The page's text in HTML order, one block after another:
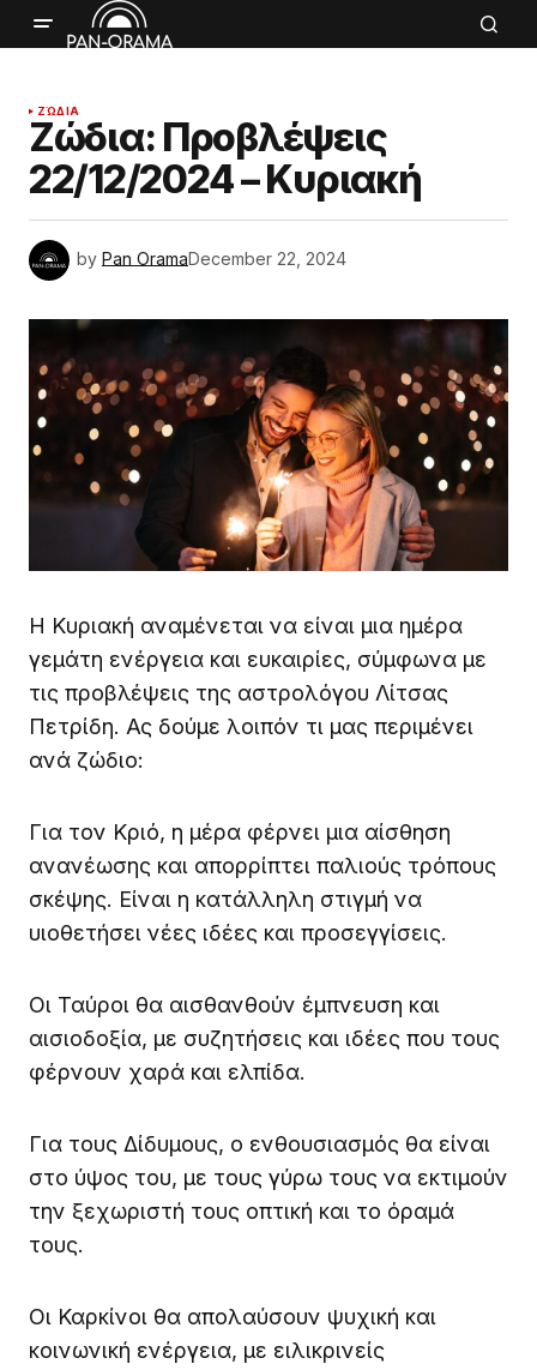
ΖΏΔΙΑ
Ζώδια: Προβλέψεις
22/12/2024 – Κυριακή
by Pan OramaDecember 22, 2024
Η Κυριακή αναμένεται να είναι μια ημέρα
γεμάτη ενέργεια και ευκαιρίες, σύμφωνα με
τις προβλέψεις της αστρολόγου Λίτσας
Πετρίδη. Ας δούμε λοιπόν τι μας περιμένει
ανά ζώδιο:
Για τον Κριό, η μέρα φέρνει μια αίσθηση
ανανέωσης και απορρίπτει παλιούς τρόπους
σκέψης. Είναι η κατάλληλη στιγμή να
υιοθετήσει νέες ιδέες και προσεγγίσεις.
Οι Ταύροι θα αισθανθούν έμπνευση και
αισιοδοξία, με συζητήσεις και ιδέες που τους
φέρνουν χαρά και ελπίδα.
Για τους Δίδυμους, ο ενθουσιασμός θα είναι
στο ύψος του, με τους γύρω τους να εκτιμούν
την ξεχωριστή τους οπτική και το όραμά
τους.
Οι Καρκίνοι θα απολαύσουν ψυχική και
κοινωνική ενέργεια, με ειλικρινείς